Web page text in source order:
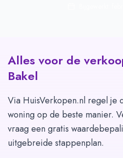
Alles voor de
Bakel
Via HuisVerkopen.nl regel je
woning op de beste manier.
vraag een gratis
uitgebreide stappenplan.